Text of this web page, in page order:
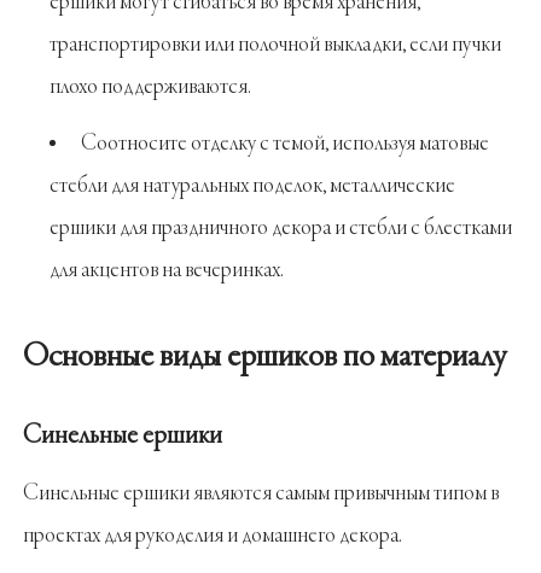
транспортировки или полочной выкладки, если пучки
плохо поддерживаются.
Соотносите отделку с темой, используя матовые
стебли для натуральных поделок, металлические
ершики для праздничного декора и стебли с блестками
для акцентов на вечеринках.
Основные виды ершиков по материалу
Синельные ершики
Синельные ершики являются самым привычным типом в
проектах для рукоделия и домашнего декора.